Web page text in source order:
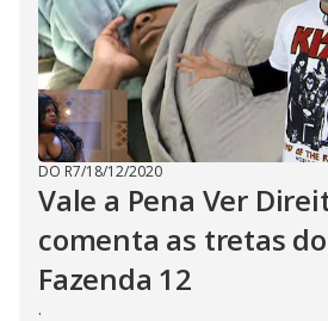
DO R7/18/12/2020
Vale a Pena Ver
comenta as tretas
Fazenda 12
.